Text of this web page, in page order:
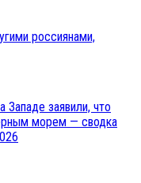
россиянами,